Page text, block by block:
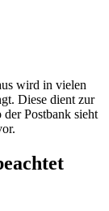
wird in vielen
Diese dient zur
Postbank sieht